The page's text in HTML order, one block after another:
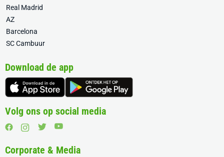
Real Madrid
AZ
Barcelona
SC Cambuur
Download de app
Volg ons op social media
Corporate & Media